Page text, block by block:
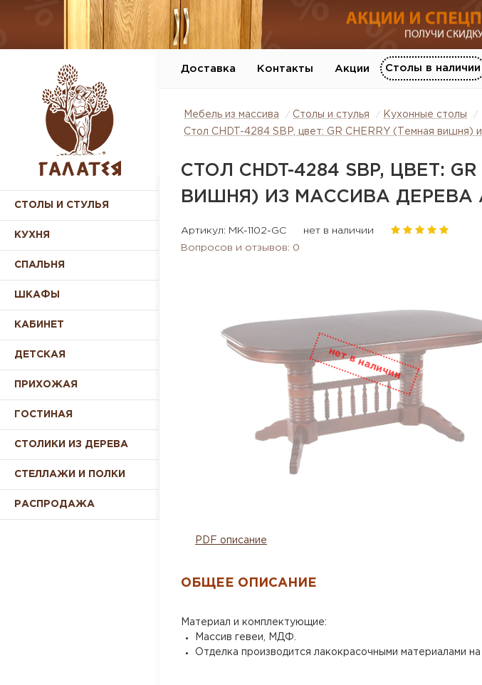
Доставка Контакты Акции Столы в наличии
СТОЛЫ И СТУЛЬЯ
КУХНЯ
СПАЛЬНЯ
ШКАФЫ
КАБИНЕТ
ДЕТСКАЯ
ПРИХОЖАЯ
ГОСТИНАЯ
СТОЛИКИ ИЗ ДЕРЕВА
СТЕЛЛАЖИ И ПОЛКИ
РАСПРОДАЖА
Мебель из массива Столы и стулья
Кухонные столы
Стол CHDT-4284 SBP, цвет: GR CHERRY (Темная вишня)
СТОЛ CHDT-4284 SBP, ЦВЕТ:
ВИШНЯ) ИЗ МАССИВА ДЕРЕВА
Артикул: MK-1102-GC
нет в наличии
Вопросов и отзывов: 0
PDF описание
ОБЩЕЕ ОПИСАНИЕ
Материал и комплектующие:
Массив гевеи, МДФ.
Отделка производится лакокрасочными материалами